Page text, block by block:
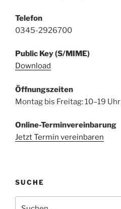
Telefon
0345-2926700
Public Key (S/MIME)
Download
Öffnungszeiten
Montag bis Freitag: 10–19 Uhr
Online-Terminvereinbarung
Jetzt Termin vereinbaren
SUCHE